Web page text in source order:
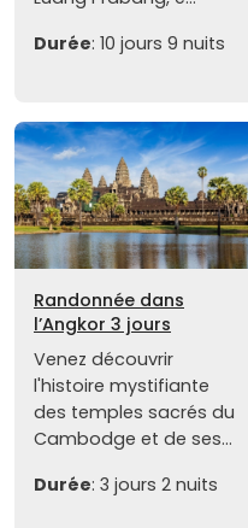
Durée: 10 jours 9 nuits
Randonnée dans
l’Angkor 3 jours
Venez découvrir
l'histoire mystifiante
des temples sacrés du
Cambodge et de ses...
Durée: 3 jours 2 nuits